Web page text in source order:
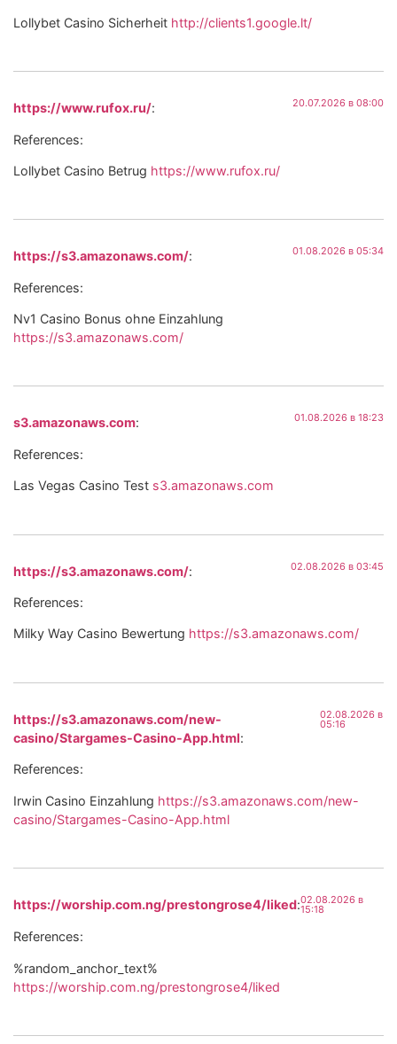
Lollybet Casino Sicherheit http://clients1.google.lt/
https://www.rufox.ru/: 20.07.2026 в 08:00
References:
Lollybet Casino Betrug https://www.rufox.ru/
https://s3.amazonaws.com/: 01.08.2026 в 05:34
References:
Nv1 Casino Bonus ohne Einzahlung
https://s3.amazonaws.com/
s3.amazonaws.com: 01.08.2026 в 18:23
References:
Las Vegas Casino Test s3.amazonaws.com
https://s3.amazonaws.com/: 02.08.2026 в 03:45
References:
Milky Way Casino Bewertung https://s3.amazonaws.com/
https://s3.amazonaws.com/new-
casino/Stargames-Casino-App.html:
02.08.2026 в
05:16
References:
Irwin Casino Einzahlung https://s3.amazonaws.com/new-
casino/Stargames-Casino-App.html
https://worship.com.ng/prestongrose4/liked:02.08.2026 в
15:18
References:
%random_anchor_text%
https://worship.com.ng/prestongrose4/liked